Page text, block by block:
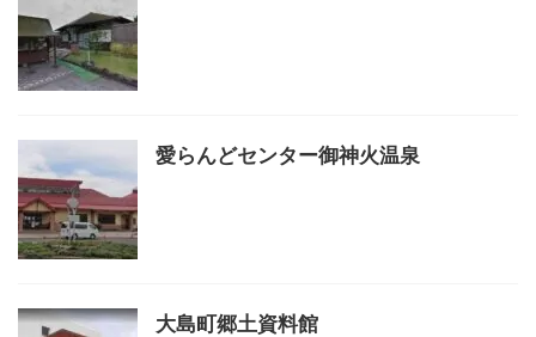
愛らんどセンター御神火温泉
大島町郷土資料館